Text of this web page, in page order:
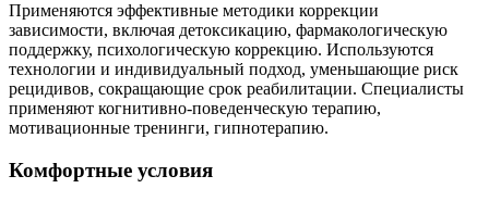
Применяются эффективные методики коррекции
зависимости, включая детоксикацию, фармакологическую
поддержку, психологическую коррекцию. Используются
технологии и индивидуальный подход, уменьшающие риск
рецидивов, сокращающие срок реабилитации. Специалисты
применяют когнитивно-поведенческую терапию,
мотивационные тренинги, гипнотерапию.
Комфортные условия